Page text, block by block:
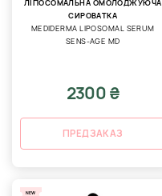
ЛІПОСОМАЛЬНА ОМОЛОДЖУЮЧА
СИРОВАТКА
MEDIDERMA LIPOSOMAL SERUM
SENS-AGE MD
2300 ₴
ПРЕДЗАКАЗ
NEW